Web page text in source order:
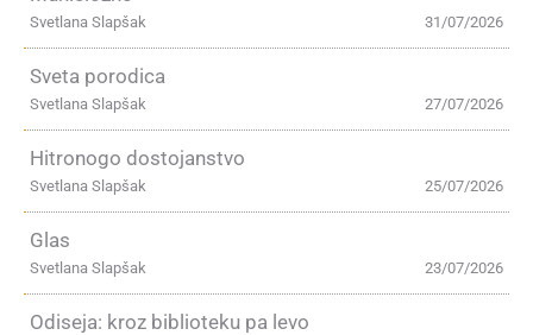
31/07/2026
Svetlana Slapšak
Sveta porodica
27/07/2026
Svetlana Slapšak
Hitronogo dostojanstvo
25/07/2026
Svetlana Slapšak
Glas
23/07/2026
Svetlana Slapšak
Odiseja: kroz biblioteku pa levo